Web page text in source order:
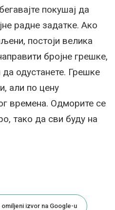
покушај да
радне задатке. Ако
постоји велика
бројне грешке,
одустанете. Грешке
али по цену
времена. Одморите се
тако да сви буду на
izvor na Google-u